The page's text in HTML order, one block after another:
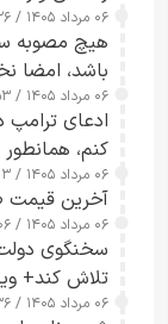
۰۶ مرداد ۱۴۰۵ / ۱۸:۲۶
هیچ مصوبه
باشد، امضا
چارچوب
۰۶ مرداد ۱۴۰۵ / ۱۶:۵۳
ادعای ترامپ
کنم،
راحت
ساعت از بین
۰۶ مرداد ۱۴۰۵ / ۱۳:۰۳
آخرین قیمت طلا،
۰۶ مرداد ۱۴۰۵ / ۱۲:۰۶
سخنگوی
تلاش کند+
۰۶ مرداد ۱۴۰۵ / ۱۰:۳۶